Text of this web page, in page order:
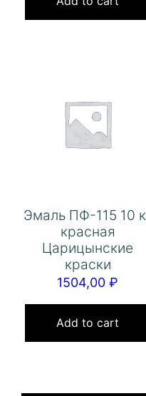
Эмаль ПФ-115 10
красная
Царицынские
краски
1504,00₽
Add to cart